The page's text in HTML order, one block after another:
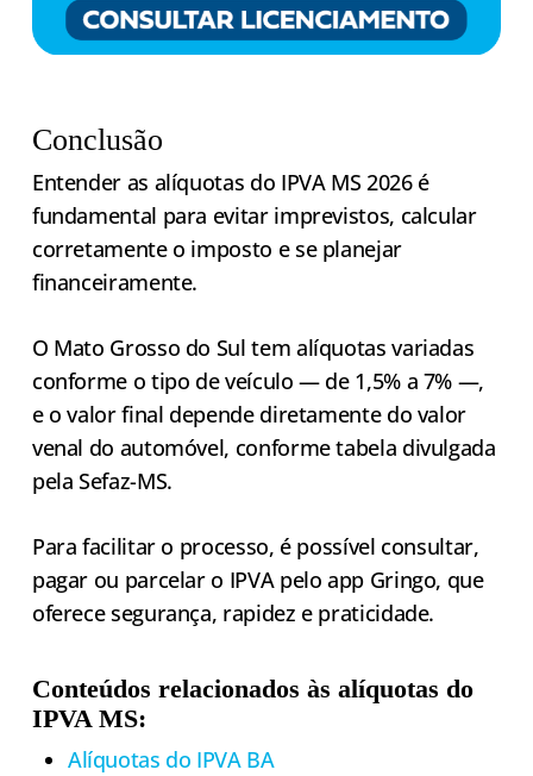
Conclusão
Entender as alíquotas do IPVA MS 2026 é
fundamental para evitar imprevistos, calcular
corretamente o imposto e se planejar
financeiramente.
O Mato Grosso do Sul tem alíquotas variadas
conforme o tipo de veículo — de 1,5% a 7% —,
e o valor final depende diretamente do valor
venal do automóvel, conforme tabela divulgada
pela Sefaz-MS.
Para facilitar o processo, é possível consultar,
pagar ou parcelar o IPVA pelo app Gringo, que
oferece segurança, rapidez e praticidade.
Conteúdos relacionados às alíquotas do
IPVA MS:
Alíquotas do IPVA BA